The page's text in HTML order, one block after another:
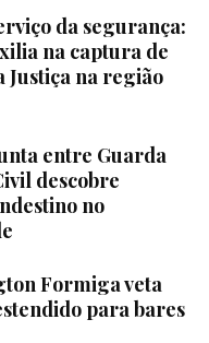
da segurança:
na captura de
na região
entre Guarda
descobre
no
Formiga veta
para bares